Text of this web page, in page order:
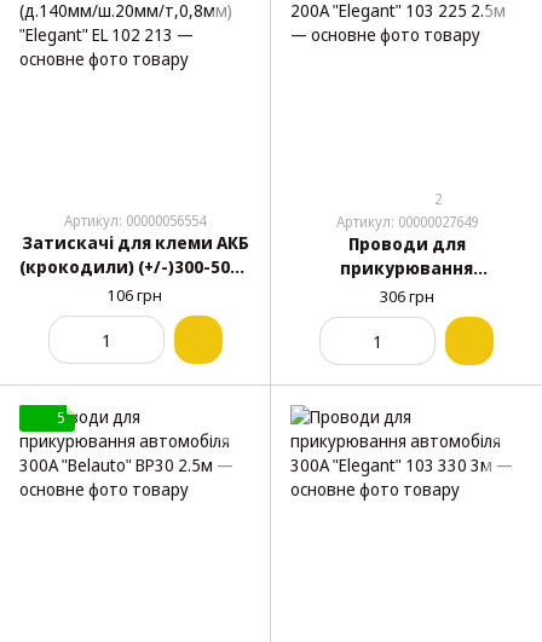
Артикул: 00000056554
Затискачі для клеми АКБ
(крокодили) (+/-)300-500А
(д.140мм/ш.20мм/
т,0,8мм) "Elegant" EL 102
106 грн
2
Артикул: 00000027649
Проводи для
прикурювання
автомобіля 200А
"Elegant" 103 225 2.5м
306 грн
5